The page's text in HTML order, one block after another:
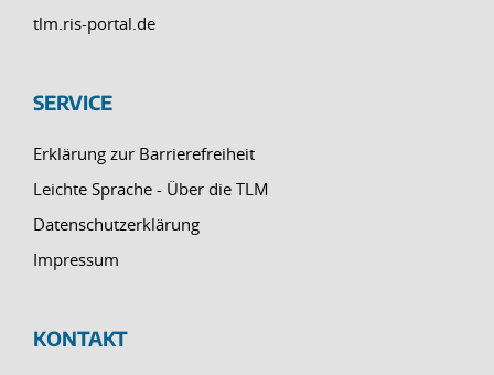
tlm.ris-portal.de
SERVICE
Erklärung zur Barrierefreiheit
Leichte Sprache - Über die TLM
Datenschutzerklärung
Impressum
KONTAKT